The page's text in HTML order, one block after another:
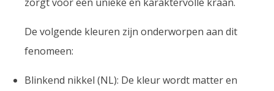
De volgende kleuren zijn onderworpen aan dit
fenomeen:
Blinkend nikkel (NL): De kleur wordt matter en